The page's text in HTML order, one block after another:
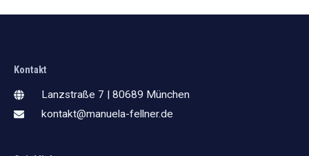
Kontakt
Lanzstraße 7 | 80689 München
kontakt@manuela-fellner.de